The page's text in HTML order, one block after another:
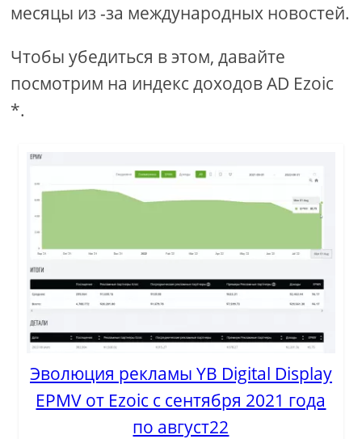
месяцы из -за международных новостей.
Чтобы убедиться в этом, давайте
посмотрим на индекс доходов AD Ezoic
*.
Эволюция рекламы YB Digital Display
EPMV от Ezoic с сентября 2021 года
по август22